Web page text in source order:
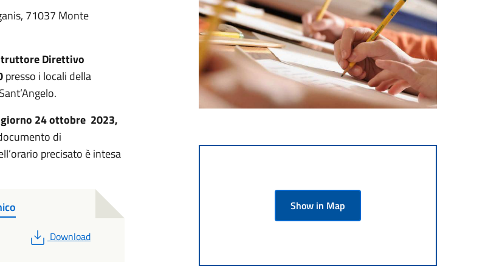
71037 Monte
Direttivo
presso i locali della
24 ottobre 2023,
di
precisato è intesa
PDF
Download
Show in Map